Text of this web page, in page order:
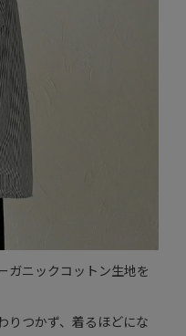
ガニックコットン生地を
りつかず、着るほどにな